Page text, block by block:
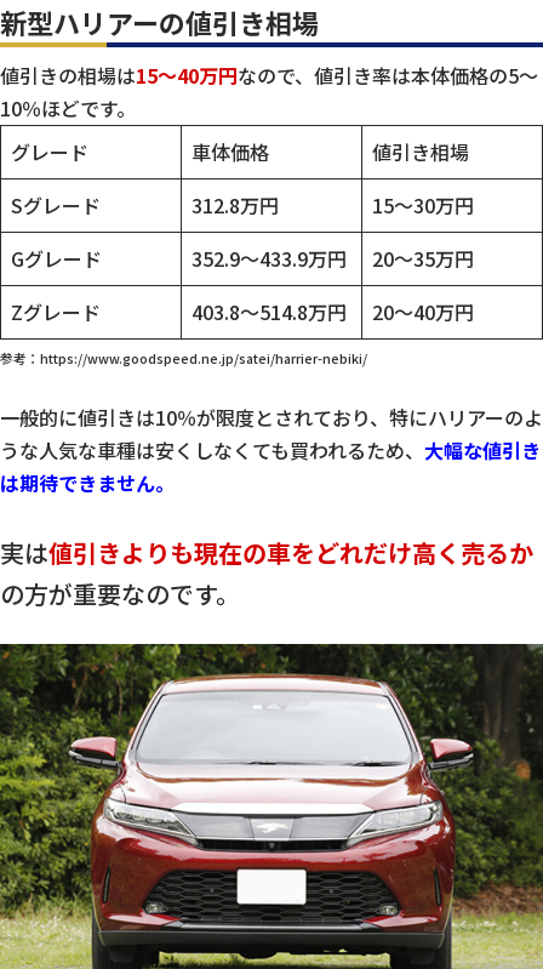
新型ハリアーの値引き相場
値引きの相場は15～40万円なので、値引き率は本体価格の5〜
10％ほどです。
グレード
車体価格
値引き相場
Sグレード
312.8万円
15～30万円
Gグレード
352.9～433.9万円
20～35万円
Zグレード
403.8～514.8万円 20～40万円
参考：https://www.goodspeed.ne.jp/satei/harrier-nebiki/
一般的に値引きは10％が限度とされており、特にハリアーのよ
うな人気な車種は安くしなくても買われるため、 大幅な値引き
は期待できません。
実は値引きよりも現在の車をどれだけ高く売るか
の方が重要なのです。